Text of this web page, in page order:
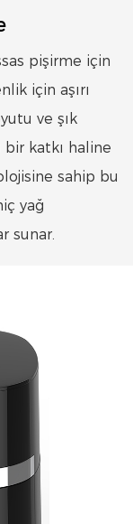
pişirme için
için aşırı
ve şık
bir katkı haline
sahip bu
yağ
sunar.